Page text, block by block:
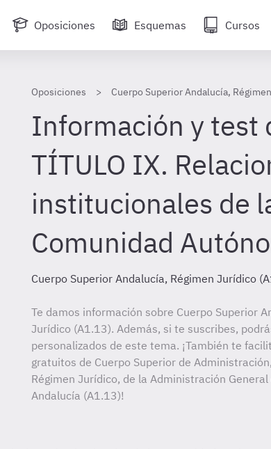
Oposiciones Esquemas Cursos
Oposiciones Cuerpo Superior Andalucía,
Información y test
TÍTULO IX.
institucionales de
Comunidad
Cuerpo Superior Andalucía, Régimen Jurídico
Te damos información sobre Cuerpo Superior
Jurídico (A1.13). Además, si te suscribes,
personalizados de este tema. ¡También te
gratuitos de Cuerpo Superior de
Régimen Jurídico, de la Administración
Andalucía (A1.13)!